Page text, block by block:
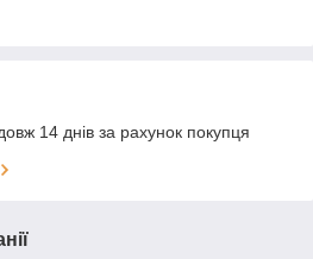
14 днів за рахунок покупця